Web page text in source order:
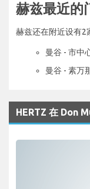
赫兹最近的
赫兹还在附近设有2
曼谷 - 市中
曼谷 - 素万
HERTZ 在 Don